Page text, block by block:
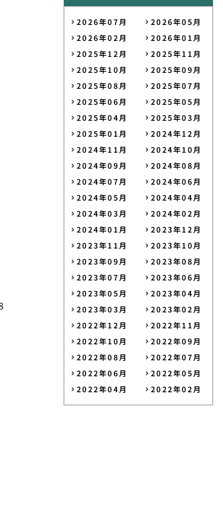
2026年07月
2026年05月
2026年02月
2026年01月
2025年12月
2025年11月
2025年10月
2025年09月
2025年08月
2025年07月
2025年06月
2025年05月
2025年04月
2025年03月
2025年01月
2024年12月
2024年11月
2024年10月
2024年09月
2024年08月
2024年07月
2024年06月
2024年05月
2024年04月
2024年03月
2024年02月
2024年01月
2023年12月
2023年11月
2023年10月
2023年09月
2023年08月
2023年07月
2023年06月
2023年05月
2023年04月
2023年03月
2023年02月
2022年12月
2022年11月
2022年10月
2022年09月
2022年08月
2022年07月
2022年06月
2022年05月
2022年04月
2022年02月